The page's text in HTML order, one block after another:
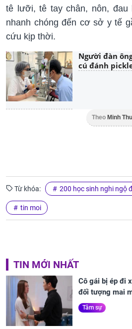
tê lưỡi, tê tay chân, nôn,
nhanh chóng đến cơ sở y tế
cứu kịp thời.
Người đàn
cú đánh
Theo Minh
Từ khóa: 200 học sinh nghi ngộ
tin moi
TIN MỚI NHẤT
Cô gái bị ép đi
đối tượng mai
Tâm sự